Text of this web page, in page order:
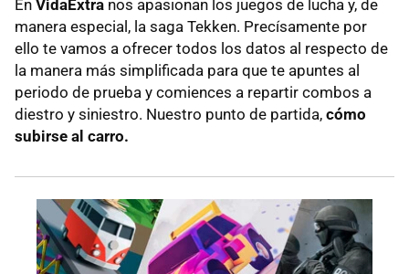
En VidaExtra nos apasionan los juegos de lucha y, de
manera especial, la saga Tekken. Precísamente por
ello te vamos a ofrecer todos los datos al respecto de
la manera más simplificada para que te apuntes al
periodo de prueba y comiences a repartir combos a
diestro y siniestro. Nuestro punto de partida, cómo
subirse al carro.